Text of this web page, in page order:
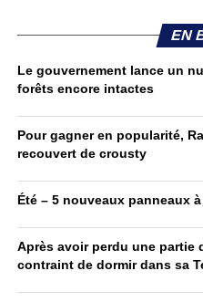
EN
Le gouvernement lance un
forêts encore intactes
Pour gagner en popularité,
recouvert de crousty
Été – 5 nouveaux panneaux
Après avoir perdu une partie
contraint de dormir dans sa